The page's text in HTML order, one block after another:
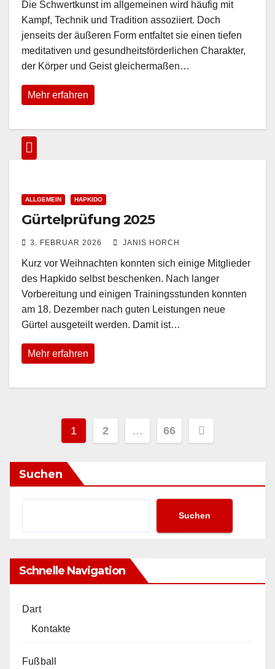
Die Schwertkunst im allgemeinen wird häufig mit
Kampf, Technik und Tradition assoziiert. Doch
jenseits der äußeren Form entfaltet sie einen tiefen
meditativen und gesundheitsförderlichen Charakter,
der Körper und Geist gleichermaßen…
Mehr erfahren
ALLGEMEIN HAPKIDO
Gürtelprüfung 2025
3. FEBRUAR 2026 JANIS HORCH
Kurz vor Weihnachten konnten sich einige Mitglieder
des Hapkido selbst beschenken. Nach langer
Vorbereitung und einigen Trainingsstunden konnten
am 18. Dezember nach guten Leistungen neue
Gürtel ausgeteilt werden. Damit ist…
Mehr erfahren
Seitennummerierung
der
Beiträge
1 2 … 66
Suchen
Suchen
Schnelle Navigation
Dart
Kontakte
Fußball